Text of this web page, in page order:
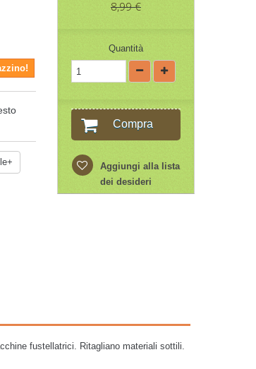
8,99 €
Quantità
Compra
Aggiungi alla lista
dei desideri
fustellatrici. Ritagliano materiali sottili.